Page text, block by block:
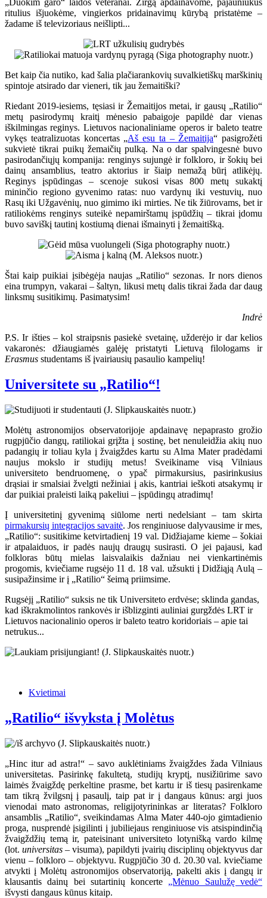
„Duokim garo“ laidos veteranai. Žirgą apdainavome, pajauniukus
ritulius išjuokėme, vingierkos pridainavimų kūrybą pristatėme –
žadame iš televizoriaus neišlipti...
Bet kaip čia nutiko, kad šalia plačiarankovių suvalkietiškų marškinių
spintoje atsirado dar vieneri, tik jau žemaitiški?
Riedant 2019-iesiems, tęsiasi ir Žemaitijos metai, ir gausų „Ratilio“
metų pasirodymų kraitį mėnesio pabaigoje papildė dar vienas
iškilmingas reginys. Lietuvos nacionaliniame operos ir baleto teatre
vykęs teatralizuotas koncertas „Aš esu ta – Žemaitija“ pasigrožėti
sukvietė tikrai puikų žemaičių pulką. Na o dar spalvingesnė buvo
pasirodančiųjų kompanija: renginys sujungė ir folkloro, ir šokių bei
dainų ansamblius, teatro aktorius ir šiaip nemažą būrį atlikėjų.
Reginys įspūdingas – scenoje sukosi visas 800 metų sukaktį
mininčio regiono gyvenimo ratas: nuo vardynų iki vestuvių, nuo
Rasų iki Užgavėnių, nuo gimimo iki mirties. Ne tik žiūrovams, bet ir
ratiliokėms renginys suteikė nepamirštamų įspūdžių – tikrai įdomu
buvo saviškį tautinį kostiumą dienai išmainyti į žemaitišką.
Štai kaip puikiai įsibėgėja naujas „Ratilio“ sezonas. Ir nors dienos
eina trumpyn, vakarai – šaltyn, likusi metų dalis tikrai žada dar daug
linksmų susitikimų. Pasimatysim!
Indrė
P.S. Ir išties – kol straipsnis pasiekė svetainę, užderėjo ir dar kelios
vakaronės: džiaugiamės galėję pristatyti Lietuvą filologams ir
Erasmus studentams iš įvairiausių pasaulio kampelių!
Universitete su „Ratilio“!
Molėtų astronomijos observatorijoje apdainavę nepaprasto grožio
rugpjūčio dangų, ratiliokai grįžta į sostinę, bet nenuleidžia akių nuo
padangių ir toliau kyla į žvaigždes kartu su Alma Mater pradėdami
naujus mokslo ir studijų metus! Sveikiname visą Vilniaus
universiteto bendruomenę, o ypač pirmakursius, pasirinkusius
drąsiai ir smalsiai žvelgti nežiniai į akis, kantriai ieškoti atsakymų ir
dar puikiai praleisti laiką pakeliui – įspūdingų atradimų!
Į universitetinį gyvenimą siūlome nerti nedelsiant – tam skirta
pirmakursių integracijos savaitė. Jos renginiuose dalyvausime ir mes,
„Ratilio“: susitikime ketvirtadienį 19 val. Didžiajame kieme – šokiai
ir atpalaiduos, ir padės naujų draugų susirasti. O jei pajausi, kad
folkloras būtų mielas laisvalaikis dažniau nei vienkartinėmis
progomis, kviečiame rugsėjo 11 d. 18 val. užsukti į Didžiąją Aulą –
susipažinsime ir į „Ratilio“ šeimą priimsime.
Rugsėjį „Ratilio“ suksis ne tik Universiteto erdvėse; sklinda gandas,
kad iškrakmolintos rankovės ir išblizginti auliniai gurgždės LRT ir
Lietuvos nacionalinio operos ir baleto teatro koridoriais – apie tai
netrukus...
Kvietimai
„Ratilio“ išvyksta į Molėtus
„Hinc itur ad astra!“ – savo auklėtiniams žvaigždes žada Vilniaus
universitetas. Pasirinkę fakultetą, studijų kryptį, nusižiūrime savo
laimės žvaigždę perkeltine prasme, bet kartu ir iš tiesų pasirenkame
tam tikrą žvilgsnį į pasaulį, taip pat ir į dangaus kūnus: argi juos
vienodai mato astronomas, religijotyrininkas ar literatas? Folkloro
ansamblis „Ratilio“, sveikindamas Alma Mater 440-ojo gimtadienio
proga, nusprendė įsigilinti į jubiliejaus renginiuose vis atsispindinčią
žvaigždžių temą ir, pateisinant universiteto lotynišką vardo kilmę
(lot. universitas – visuma), papildyti įvairių disciplinų objektyvus dar
vienu – folkloro – objektyvu. Rugpjūčio 30 d. 20.30 val. kviečiame
atvykti į Molėtų astronomijos observatoriją, pakelti akis į dangų ir
klausantis dainų bei sutartinių koncerte „Mėnuo Saulužę vedė“
išvysti dangaus kūnus kitaip.